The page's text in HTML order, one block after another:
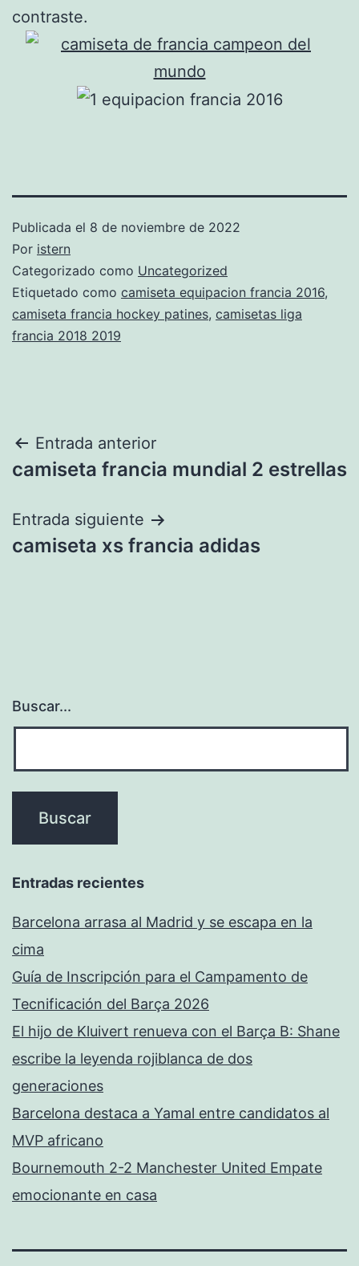
contraste.
Publicada el 8 de noviembre de 2022
Por istern
Categorizado como Uncategorized
Etiquetado como camiseta equipacion francia 2016,
camiseta francia hockey patines, camisetas liga
francia 2018 2019
Navegación
de
entradas
Entrada anterior
camiseta francia mundial 2 estrellas
Entrada siguiente
camiseta xs francia adidas
Buscar...
Entradas recientes
Barcelona arrasa al Madrid y se escapa en la
cima
Guía de Inscripción para el Campamento de
Tecnificación del Barça 2026
El hijo de Kluivert renueva con el Barça B: Shane
escribe la leyenda rojiblanca de dos
generaciones
Barcelona destaca a Yamal entre candidatos al
MVP africano
Bournemouth 2-2 Manchester United Empate
emocionante en casa